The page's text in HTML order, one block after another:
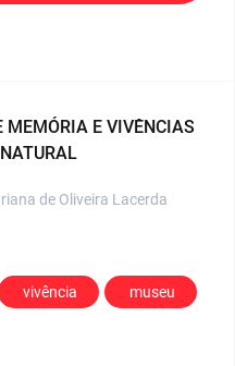
MEMÓRIA E VIVÊNCIAS
de Oliveira Lacerda
vivência museu